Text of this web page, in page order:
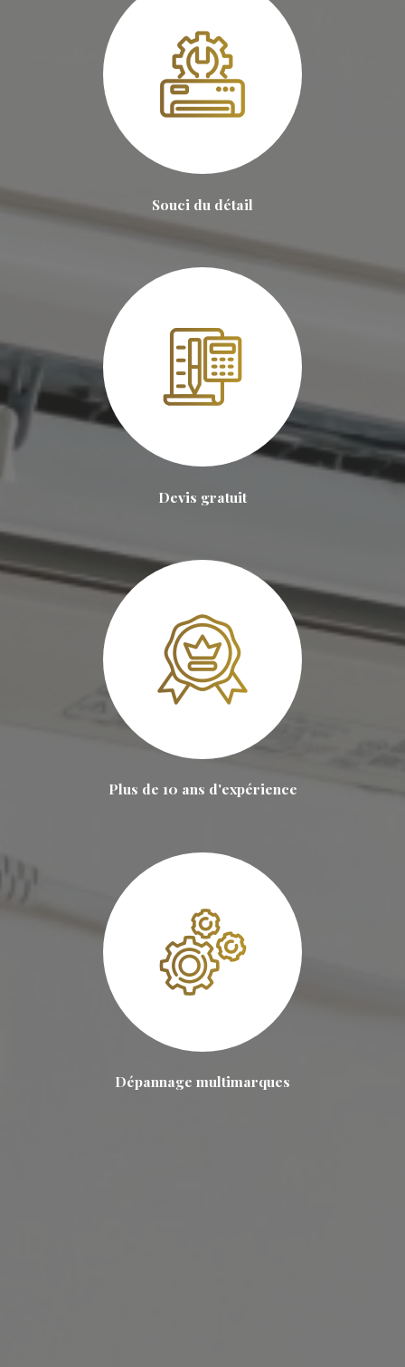
Souci du détail
Devis gratuit
Plus de 10 ans d'expérience
Dépannage multimarques